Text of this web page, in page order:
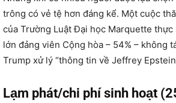
trông có vẻ tệ hơn đáng kể. Một cuộc
của Trường Luật Đại học Marquette thực
lớn đảng viên Cộng hòa – 54% – không
Trump xử lý “thông tin về Jeffrey
Lạm phát/chi phí sinh hoạt